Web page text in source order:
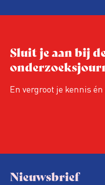
Niet de maker,
relevant in tijden
Hoe moet de
een steeds
Sluit je aan bij
En vergroot je kennis
Nieuwsbrief